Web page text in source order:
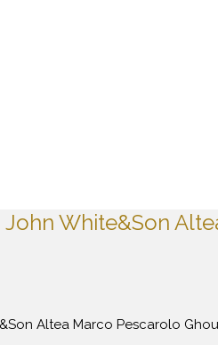
White&Son
Altea Marco Pescarolo